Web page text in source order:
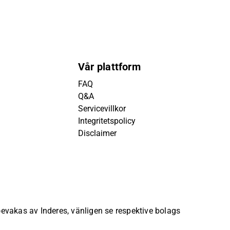
Vår plattform
FAQ
Q&A
Servicevillkor
Integritetspolicy
Disclaimer
av Inderes, vänligen se respektive bolags